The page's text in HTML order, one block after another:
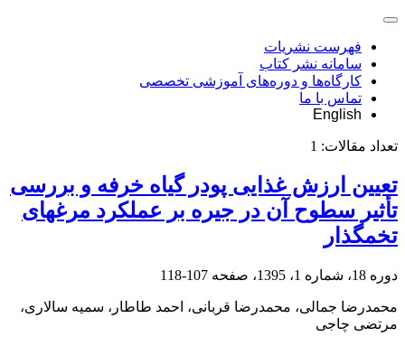
فهرست نشریات
سامانه نشر کتاب
کارگاه‌ها و دوره‌های آموزشی تخصصی
تماس با ما
English
تعداد مقالات: 1
تعیین ارزش غذایی پودر گیاه خرفه و بررسی
تأثیر سطوح آن در جیره بر عملکرد مرغ‏های
تخمگذار
دوره 18، شماره 1، 1395، صفحه 107-118
محمدرضا جمالی، محمدرضا قربانی، احمد طاطار، سمیه سالاری،
مرتضی چاجی